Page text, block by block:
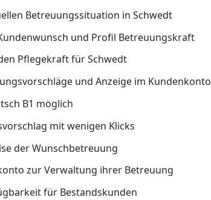
Betreuungssituation in Schwedt
und Profil Betreuungskraft
Pflegekraft für Schwedt
und Anzeige im Kundenkonto
B1 möglich
mit wenigen Klicks
der Wunschbetreuung
zur Verwaltung ihrer Betreuung
für Bestandskunden